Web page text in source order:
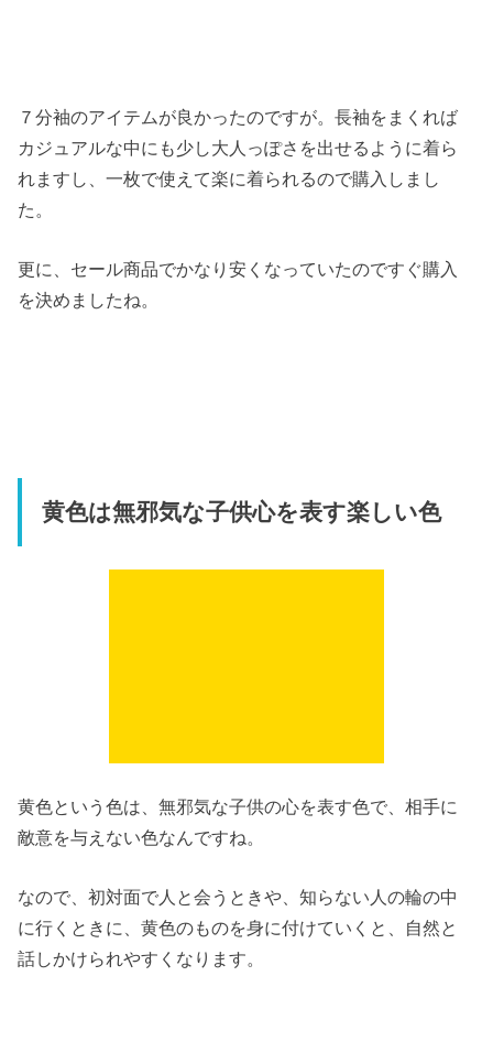
７分袖のアイテムが良かったのですが。長袖をまくれば
カジュアルな中にも少し大人っぽさを出せるように着ら
れますし、一枚で使えて楽に着られるので購入しまし
た。
更に、セール商品でかなり安くなっていたのですぐ購入
を決めましたね。
黄色は無邪気な子供心を表す楽しい色
黄色という色は、無邪気な子供の心を表す色で、相手に
敵意を与えない色なんですね。
なので、初対面で人と会うときや、知らない人の輪の中
に行くときに、黄色のものを身に付けていくと、自然と
話しかけられやすくなります。